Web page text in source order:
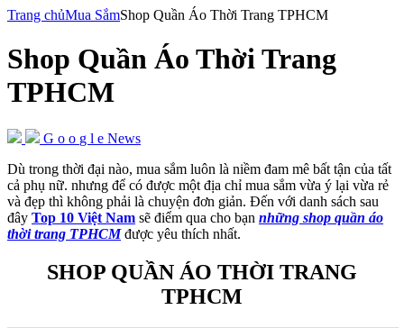
Trang chủMua SắmShop Quần Áo Thời Trang TPHCM
Shop Quần Áo Thời Trang
TPHCM
G o o g l e News
Dù trong thời đại nào, mua sắm luôn là niềm đam mê bất tận của tất
cả phụ nữ. nhưng để có được một địa chỉ mua sắm vừa ý lại vừa rẻ
và đẹp thì không phải là chuyện đơn giản. Đến với danh sách sau
đây Top 10 Việt Nam sẽ điểm qua cho bạn những shop quần áo
thời trang TPHCMđược yêu thích nhất.
SHOP QUẦN ÁO THỜI TRANG
TPHCM